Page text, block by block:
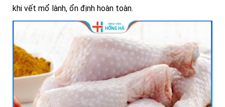
khi vết mổ lành, ổn định hoàn toàn.